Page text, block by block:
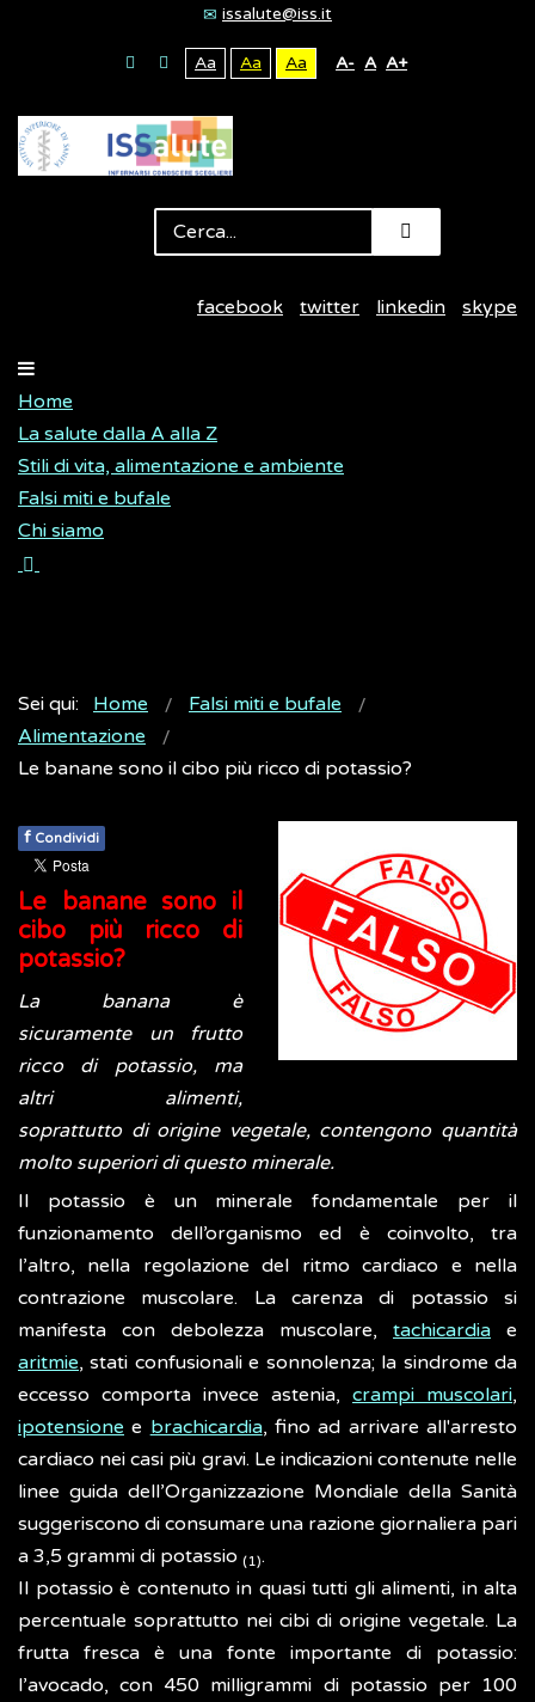
issalute@iss.it
Aa Aa Aa A- A A+
facebook twitter linkedin skype
Home
La salute dalla A alla Z
Stili di vita, alimentazione e ambiente
Falsi miti e bufale
Chi siamo
Sei qui: Home
Falsi miti e bufale
Alimentazione
Le banane sono il cibo più ricco di potassio?
f Condividi
Le banane sono il
cibo più ricco di
potassio?
La banana è
sicuramente un frutto
ricco di potassio, ma
altri alimenti,
soprattutto di origine vegetale, contengono quantità
molto superiori di questo minerale.
Il potassio è un minerale fondamentale per il
funzionamento dell’organismo ed è coinvolto, tra
l’altro, nella regolazione del ritmo cardiaco e nella
contrazione muscolare. La carenza di potassio si
manifesta con debolezza muscolare, tachicardia e
aritmie, stati confusionali e sonnolenza; la sindrome da
eccesso comporta invece astenia, crampi muscolari,
ipotensione e brachicardia, fino ad arrivare all'arresto
cardiaco nei casi più gravi. Le indicazioni contenute nelle
linee guida dell’Organizzazione Mondiale della Sanità
suggeriscono di consumare una razione giornaliera pari
a 3,5 grammi di potassio (1).
Il potassio è contenuto in quasi tutti gli alimenti, in alta
percentuale soprattutto nei cibi di origine vegetale. La
frutta fresca è una fonte importante di potassio:
l’avocado, con 450 milligrammi di potassio per 100